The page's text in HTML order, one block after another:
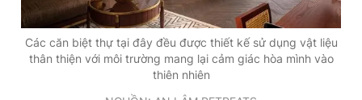
Các căn biệt thự tại đây đều được thiết kế sử dụng vật liệu
thân thiện với môi trường mang lại cảm giác hòa mình vào
thiên nhiên